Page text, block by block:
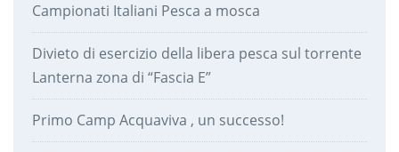
Campionati Italiani Pesca a mosca
Divieto di esercizio della libera pesca sul torrente
Lanterna zona di “Fascia E”
Primo Camp Acquaviva , un successo!